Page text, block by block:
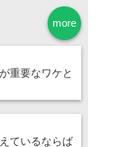
more
重要なワケと
ているならば